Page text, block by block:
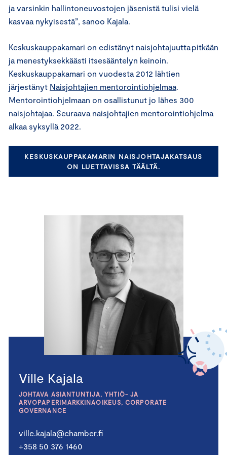
ja varsinkin hallintoneuvostojen jäsenistä tulisi vielä
kasvaa nykyisestä”, sanoo Kajala.
Keskuskauppakamari on edistänyt naisjohtajuutta pitkään
ja menestyksekkäästi itsesääntelyn keinoin.
Keskuskauppakamari on vuodesta 2012 lähtien
järjestänyt Naisjohtajien mentorointiohjelmaa.
Mentorointiohjelmaan on osallistunut jo lähes 300
naisjohtajaa. Seuraava naisjohtajien mentorointiohjelma
alkaa syksyllä 2022.
KESKUSKAUPPAKAMARIN NAISJOHTAJAKATSAUS
ON LUETTAVISSA TÄÄLTÄ.
Ville Kajala
JOHTAVA ASIANTUNTIJA, YHTIÖ- JA
ARVOPAPERIMARKKINAOIKEUS, CORPORATE
GOVERNANCE
ville.kajala@chamber.fi
+358 50 376 1460